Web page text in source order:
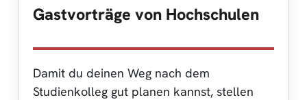
Gastvorträge von Hochschulen
Damit du deinen Weg nach dem
Studienkolleg gut planen kannst, stellen